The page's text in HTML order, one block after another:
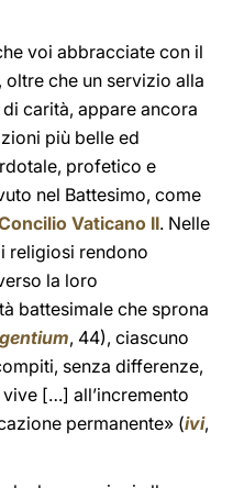
voi abbracciate con il
che un servizio alla
carità, appare ancora
più belle ed
profetico e
nel Battesimo, come
Vaticano II. Nelle
religiosi rendono
la loro
battesimale che sprona
, 44), ciascuno
senza differenze,
[…] all’incremento
permanente» (ivi,